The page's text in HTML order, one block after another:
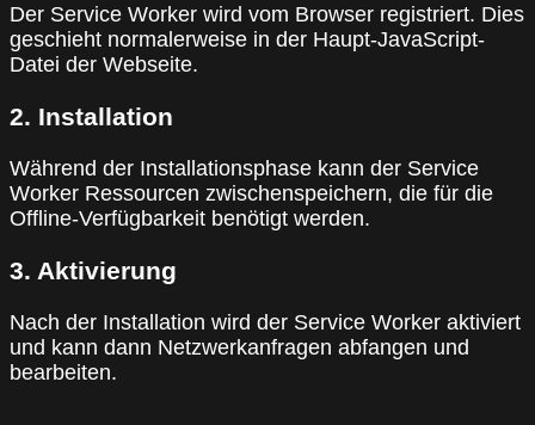
Der Service Worker wird vom Browser registriert. Dies
geschieht normalerweise in der Haupt-JavaScript-
Datei der Webseite.
2. Installation
Während der Installationsphase kann der Service
Worker Ressourcen zwischenspeichern, die für die
Offline-Verfügbarkeit benötigt werden.
3. Aktivierung
Nach der Installation wird der Service Worker aktiviert
und kann dann Netzwerkanfragen abfangen und
bearbeiten.